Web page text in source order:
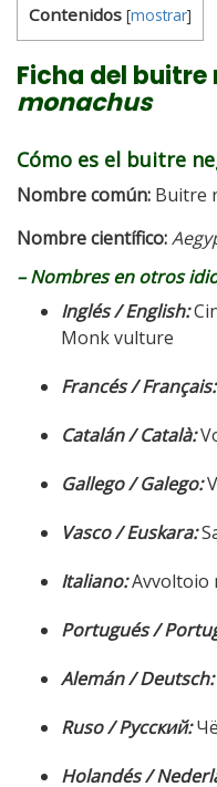
Contenidos [mostrar]
Ficha del buitre
monachus
Cómo es el buitre
Nombre común: Buitre
Nombre científico:
– Nombres en otros
Inglés / English:
Monk vulture
Francés / Français:
Catalán / Català:
Gallego / Galego:
Vasco / Euskara:
Italiano:Avvoltoio
Portugués /
Alemán / Deutsch:
Ruso / Русский:
Holandés /